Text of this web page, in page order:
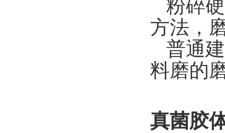
粉碎
方法，
普通
料磨的
真菌胶